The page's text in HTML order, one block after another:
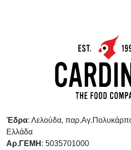
Έδρα: Λελούδα,
Ελλάδα
Αρ.ΓΕΜΗ : 5035701000